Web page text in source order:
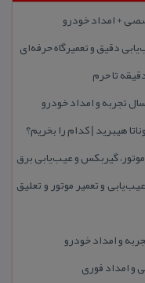
+ امداد خودرو
دقیق و تعمیرگاه حرفه‌ای
هیبرید | كدام را بخریم؟
و تعمیر موتور و تعلیق
و امداد فوری